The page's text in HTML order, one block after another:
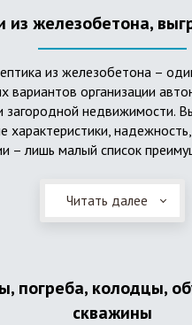
из железобетона,
из железобетона –
вариантов организации
загородной недвижимости.
характеристики,
– лишь малый список
от источников
и стоек к внешним
обуславливают большую
железобетонных колец.
Читать далее
погреба, колодцы,
скважины